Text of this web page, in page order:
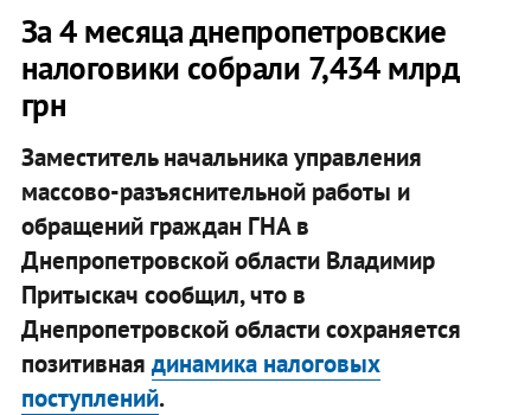
За 4 месяца днепропетровские
налоговики собрали 7,434 млрд
грн
Заместитель начальника управления
массово-разъяснительной работы и
обращений граждан ГНА в
Днепропетровской области Владимир
Притыскач сообщил, что в
Днепропетровской области сохраняется
позитивная динамика налоговых
поступлений.